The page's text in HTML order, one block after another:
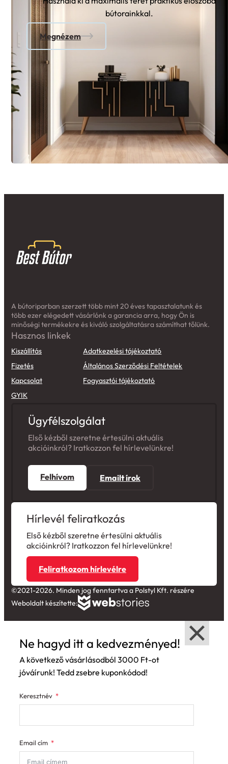
bútorainkkal.
Megnézem
A bútoriparban szerzett több mint 20 éves tapasztalatunk és
több ezer elégedett vásárlónk a garancia arra, hogy Ön is
minőségi termékekre és kiváló szolgáltatásra számíthat tőlünk.
Hasznos linkek
Kiszállítás
Fizetés
Kapcsolat
GYIK
Adatkezelési tájékoztató
Általános Szerződési Feltételek
Fogyasztói tájékoztató
Ügyfélszolgálat
Első kézből szeretne értesülni aktuális
akcióinkról? Iratkozzon fel hírlevelünkre!
Felhívom Emailt írok
Hírlevél feliratkozás
Első kézből szeretne értesülni aktuális
akcióinkról? Iratkozzon fel hírlevelünkre!
Feliratkozom hírlevélre
©2021-2026. Minden jog fenntartva a Polstyl Kft. részére
Weboldalt készítette:
Ne hagyd itt a kedvezményed!
A következő vásárlásodból 3000 Ft-ot
jóváírunk! Tedd zsebre kuponkódod!
Keresztnév
Email cím